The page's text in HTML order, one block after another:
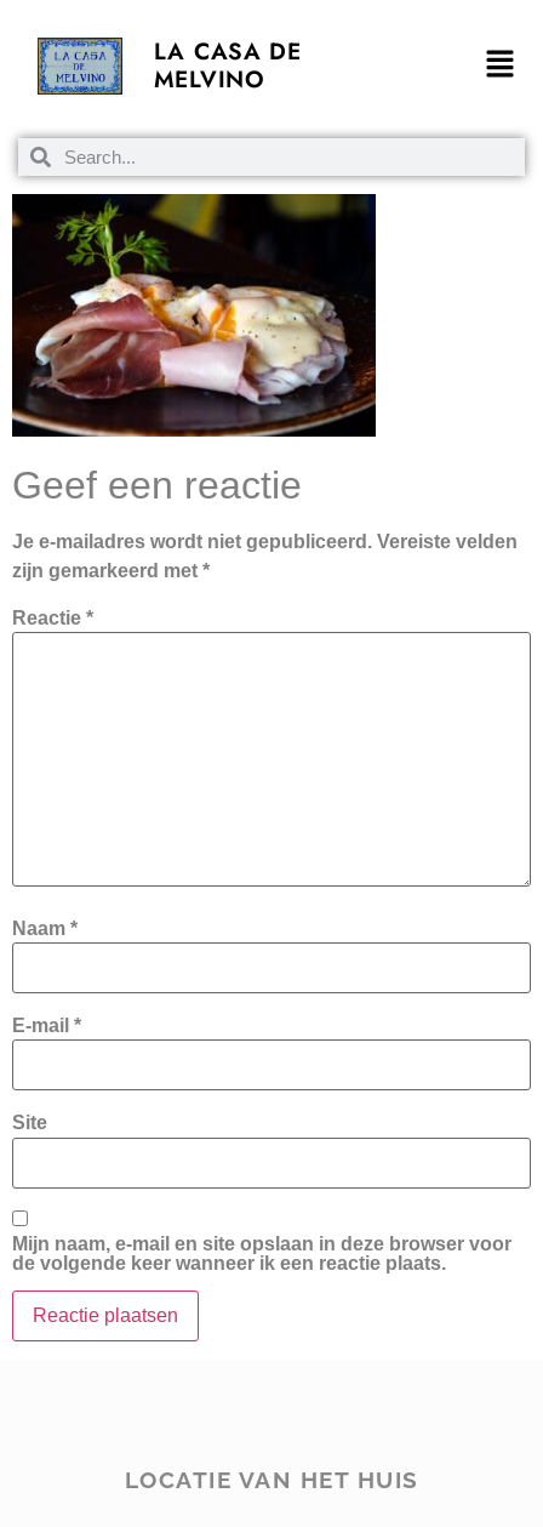
LA CASA DE
MELVINO
Geef een reactie
Je e-mailadres wordt niet gepubliceerd. Vereiste velden
zijn gemarkeerd met *
Reactie *
Naam *
E-mail *
Site
Mijn naam, e-mail en site opslaan in deze browser voor
de volgende keer wanneer ik een reactie plaats.
LOCATIE VAN HET HUIS